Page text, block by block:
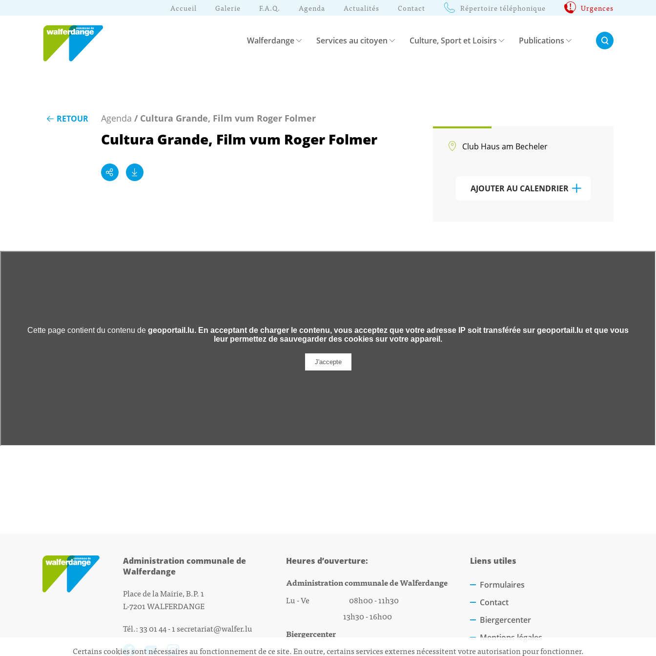
Accueil Galerie F.A.Q. Agenda Actualités Contact Répertoire téléphonique Urgences
Walferdange Services au citoyen Culture, Sport et Loisirs Publications Rechercher:
RETOUR Agenda / Cultura Grande, Film vum Roger Folmer
Cultura Grande, Film vum Roger Folmer Club Haus am Becheler
AJOUTER AU CALENDRIER
Administration communale de
Walferdange
Place de la Mairie, B.P. 1
L-7201 WALFERDANGE
Tél.: 33 01 44 - 1secretariat@walfer.lu
Heures d’ouverture:
Administration communale de Walferdange
Lu - Ve 08h00 - 11h30
13h30 - 16h00
Biergercenter
Lu - Ve 08h00 - 11h30
Liens utiles
Formulaires
Contact
Biergercenter
Mentions légales
Certains cookies sont nécessaires au fonctionnement de ce site. En outre, certains services externes nécessitent votre autorisation pour fonctionner.